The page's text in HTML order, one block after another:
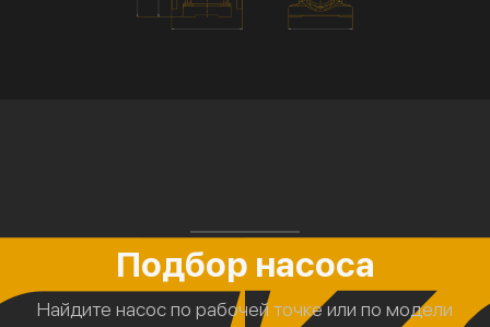
Подбор насоса
Найдите насос по рабочей точке или по модели